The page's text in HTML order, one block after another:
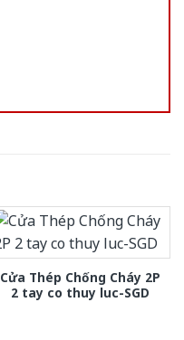
Cửa Thép Chống Cháy 2P
2 tay co thuy luc-SGD